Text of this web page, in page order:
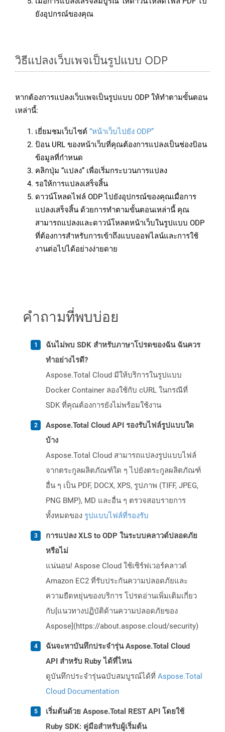
ยังอุปกรณ์ของคุณ
วิธีแปลงเว็บเพจเป็นรูปแบบ ODP
หากต้องการแปลงเว็บเพจเป็นรูปแบบ ODP ให้ทำตามขั้นตอน
เหล่านี้:
เยี่ยมชมเว็บไซต์ “หน้าเว็บไปยัง ODP”
ป้อน URL ของหน้าเว็บที่คุณต้องการแปลงเป็นช่องป้อน
ข้อมูลที่กำหนด
คลิกปุ่ม “แปลง” เพื่อเริ่มกระบวนการแปลง
รอให้การแปลงเสร็จสิ้น
ดาวน์โหลดไฟล์ ODP ไปยังอุปกรณ์ของคุณเมื่อการ
แปลงเสร็จสิ้น ด้วยการทำตามขั้นตอนเหล่านี้ คุณ
สามารถแปลงและดาวน์โหลดหน้าเว็บในรูปแบบ ODP
ที่ต้องการสำหรับการเข้าถึงแบบออฟไลน์และการใช้
งานต่อไปได้อย่างง่ายดาย
คำถามที่พบบ่อย
ฉันไม่พบ SDK สำหรับภาษาโปรดของฉัน ฉันควร
ทำอย่างไรดี?
Aspose.Total Cloud มีให้บริการในรูปแบบ
Docker Container ลองใช้กับ cURL ในกรณีที่
SDK ที่คุณต้องการยังไม่พร้อมใช้งาน
Aspose.Total Cloud API รองรับไฟล์รูปแบบใด
บ้าง
Aspose.Total Cloud สามารถแปลงรูปแบบไฟล์
จากตระกูลผลิตภัณฑ์ใด ๆ ไปยังตระกูลผลิตภัณฑ์
อื่น ๆ เป็น PDF, DOCX, XPS, รูปภาพ (TIFF, JPEG,
PNG BMP), MD และอื่น ๆ ตรวจสอบรายการ
ทั้งหมดของ รูปแบบไฟล์ที่รองรับ
การแปลง XLS to ODP ในระบบคลาวด์ปลอดภัย
หรือไม่
แน่นอน! Aspose Cloud ใช้เซิร์ฟเวอร์คลาวด์
Amazon EC2 ที่รับประกันความปลอดภัยและ
ความยืดหยุ่นของบริการ โปรดอ่านเพิ่มเติมเกี่ยว
กับ[แนวทางปฏิบัติด้านความปลอดภัยของ
Aspose](https://about.aspose.cloud/security)
ฉันจะหาบันทึกประจำรุ่น Aspose.Total Cloud
API สำหรับ Ruby ได้ที่ไหน
ดูบันทึกประจำรุ่นฉบับสมบูรณ์ได้ที่ Aspose.Total
Cloud Documentation
เริ่มต้นด้วย Aspose.Total REST API โดยใช้
Ruby SDK: คู่มือสำหรับผู้เริ่มต้น